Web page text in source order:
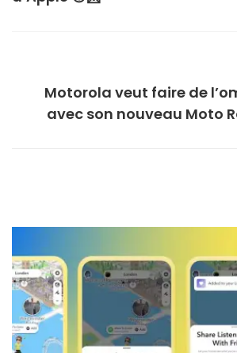
Motorola veut faire de
avec son nouveau Moto